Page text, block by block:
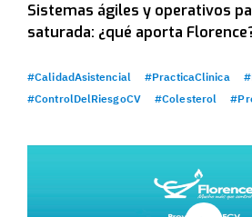
Sistemas ágiles y operativos
saturada: ¿qué aporta
#CalidadAsistencial #PracticaClinica
#ControlDelRiesgoCV
#Colesterol